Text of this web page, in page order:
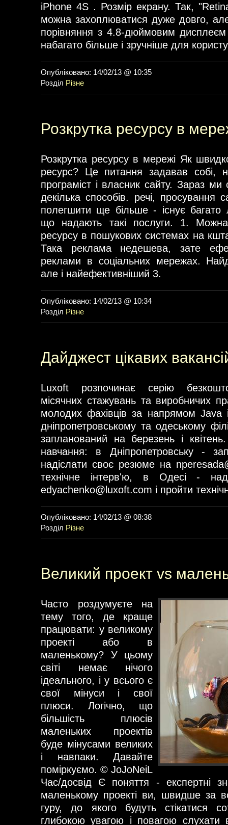
iPhone 4S . Розмір екрану. Так,
можна захоплюватися дуже довго,
порівняння з 4.8-дюймовим
набагато більше і зручніше для
Опубліковано: 14/02/13 @ 10:35
Розділ Різне
Розкрутка ресурсу в
Розкрутка ресурсу в мережі Як
ресурс? Це питання задавав собі,
програміст і власник сайту. Зараз ми
декілька способів. речі,
полегшити ще більше - існує багато
що надають такі послуги. 1.
ресурсу в пошукових системах на
Така реклама недешева, зате
реклами в соціальних мережах.
але і найефективніший 3.
Опубліковано: 14/02/13 @ 10:34
Розділ Різне
Дайджест цікавих
Luxoft розпочинає серію
місячних стажувань та виробничих
молодих фахівців за напрямом
дніпропетровському та одеському
запланований на березень і
навчання: в Дніпропетровську -
надіслати своє резюме на
технічне інтерв'ю, в Одесі -
edyachenko@luxoft.com і пройти
Опубліковано: 14/02/13 @ 08:38
Розділ Різне
Великий проект vs
Часто роздумуєте на
тему того, де краще
працювати: у великому
проекті або в
маленькому? У цьому
світі немає нічого
ідеального, і у всього є
свої мінуси і свої
плюси. Логічно, що
більшість плюсів
маленьких проектів
буде мінусами великих
і навпаки. Давайте
поміркуємо. © JoJoNeiL
Час/досвід Є поняття - експертні
маленькому проекті ви, швидше за
гуру, до якого будуть стікатися
глибокою увагою і повагою слухати